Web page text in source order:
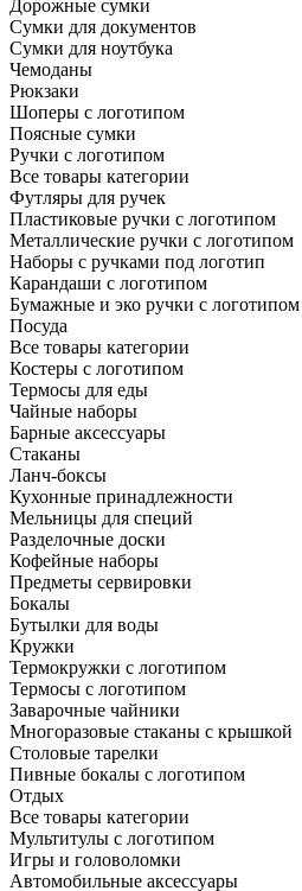
Дорожные сумки
Сумки для документов
Сумки для ноутбука
Чемоданы
Рюкзаки
Шоперы с логотипом
Поясные сумки
Ручки с логотипом
Все товары категории
Футляры для ручек
Пластиковые ручки с логотипом
Металлические ручки с логотипом
Наборы с ручками под логотип
Карандаши с логотипом
Бумажные и эко ручки с логотипом
Посуда
Все товары категории
Костеры с логотипом
Термосы для еды
Чайные наборы
Барные аксессуары
Стаканы
Ланч-боксы
Кухонные принадлежности
Мельницы для специй
Разделочные доски
Кофейные наборы
Предметы сервировки
Бокалы
Бутылки для воды
Кружки
Термокружки с логотипом
Термосы с логотипом
Заварочные чайники
Многоразовые стаканы с крышкой
Столовые тарелки
Пивные бокалы с логотипом
Отдых
Все товары категории
Мультитулы с логотипом
Игры и головоломки
Автомобильные аксессуары